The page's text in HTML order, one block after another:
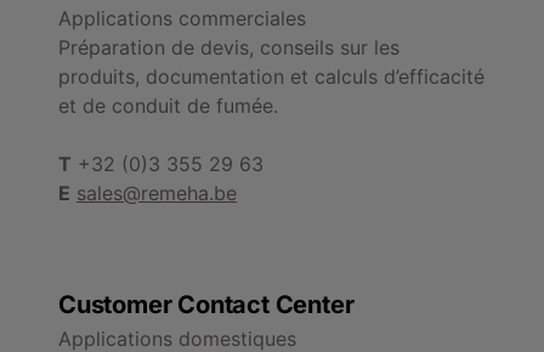
Applications commerciales
Préparation de devis, conseils sur les
produits, documentation et calculs d’efficacité
et de conduit de fumée.
T +32 (0)3 355 29 63
E sales@remeha.be
Customer Contact Center
Applications domestiques